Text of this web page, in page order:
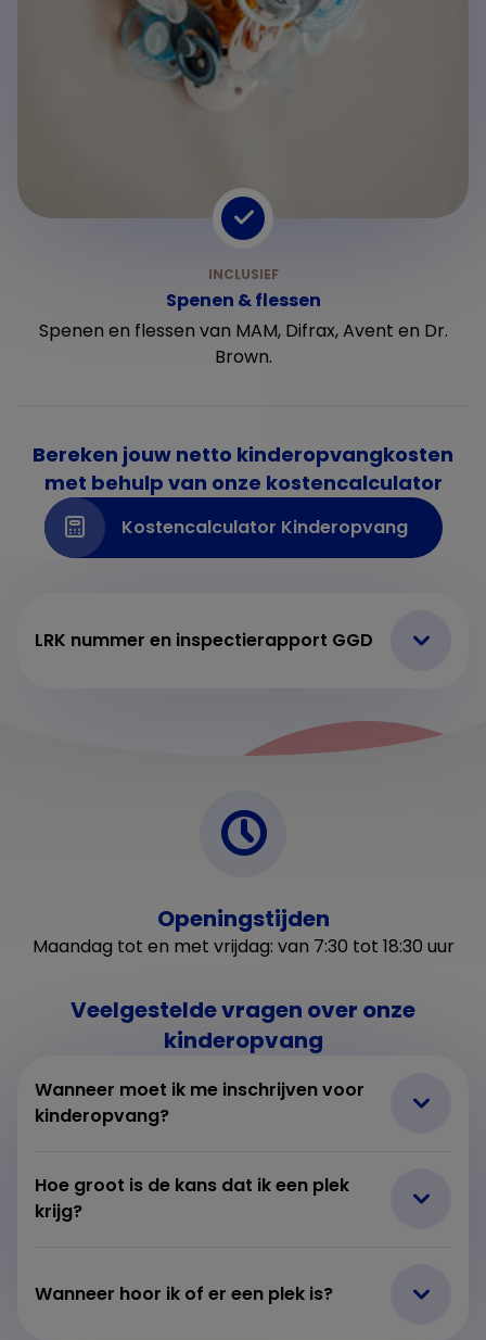
Spenen & flessen
Spenen en flessen van MAM, Difrax, Avent en Dr.
Brown.
Bereken jouw netto kinderopvangkosten
met behulp van onze kostencalculator
Kostencalculator Kinderopvang
LRK nummer en inspectierapport GGD
Openingstijden
Maandag tot en met vrijdag: van 7:30 tot 18:30 uur
Veelgestelde vragen over onze
kinderopvang
Wanneer moet ik me inschrijven voor
kinderopvang?
Hoe groot is de kans dat ik een plek
krijg?
Wanneer hoor ik of er een plek is?